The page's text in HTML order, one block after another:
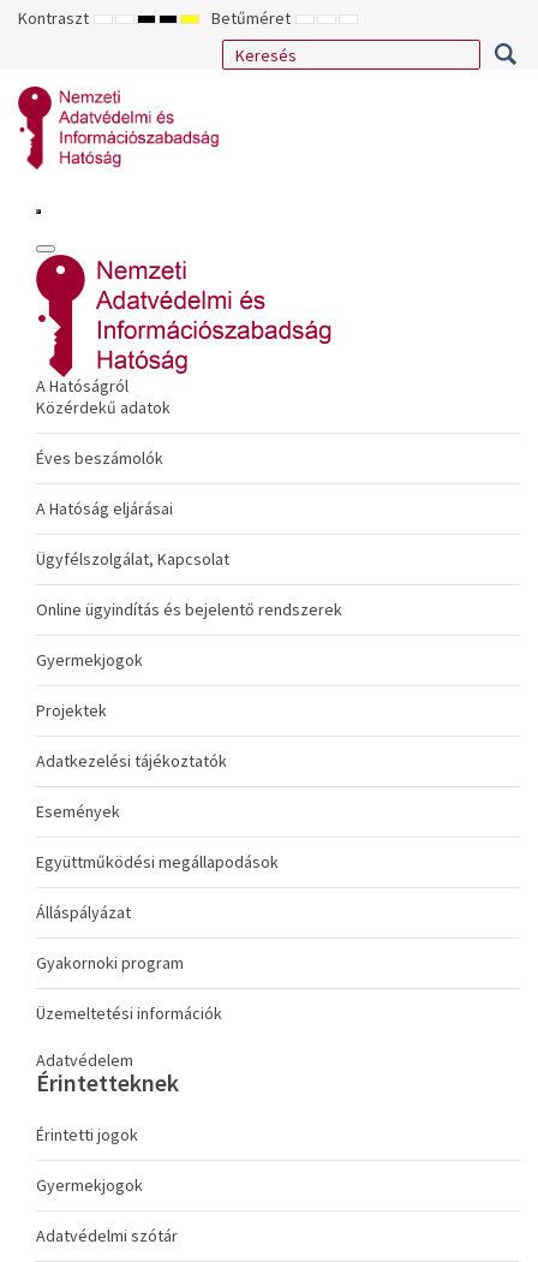
Kontraszt ALAPÉRTELMEZETT
ÉJSZAKAI
NAGY
KONTRASZTÚ
NAGY
KONTRASZTÚ
NAGY
KONTRASZTÚ
SÁRGA
FEKETE
Betűméret KISEBB
BETŰTÍPUS
ALAPÉRTELMEZETT
BETŰMÉRET
NAGYOBB
BETŰMÉRET
A Hatóságról
Közérdekű adatok
Éves beszámolók
A Hatóság eljárásai
Ügyfélszolgálat, Kapcsolat
Online ügyindítás és bejelentő rendszerek
Gyermekjogok
Projektek
Adatkezelési tájékoztatók
Események
Együttműködési megállapodások
Álláspályázat
Gyakornoki program
Üzemeltetési információk
Adatvédelem
Érintetteknek
Érintetti jogok
Gyermekjogok
Adatvédelmi szótár